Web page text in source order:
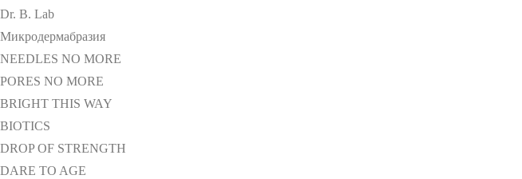
Dr. B. Lab
Микродермабразия
NEEDLES NO MORE
PORES NO MORE
BRIGHT THIS WAY
BIOTICS
DROP OF STRENGTH
DARE TO AGE